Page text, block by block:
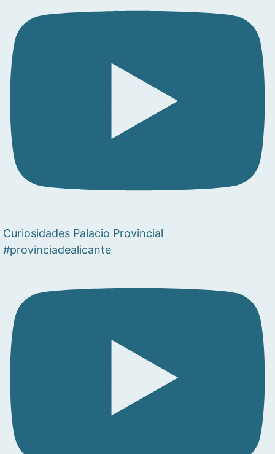
Curiosidades Palacio Provincial
#provinciadealicante